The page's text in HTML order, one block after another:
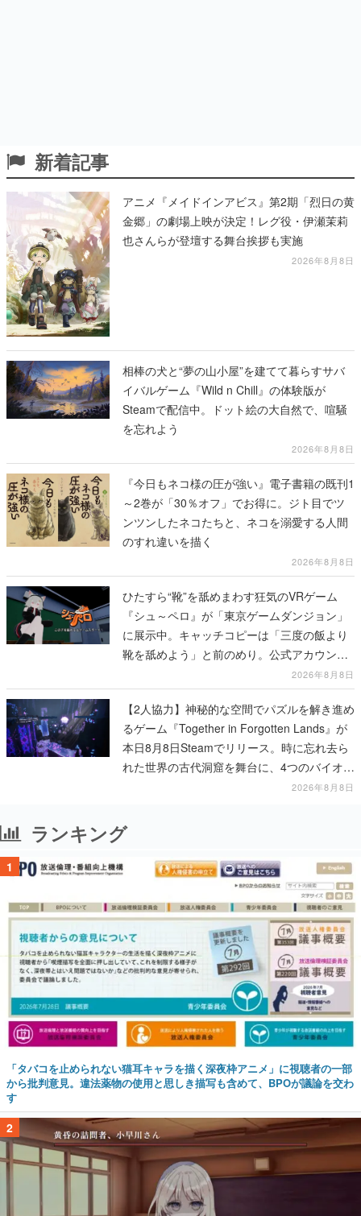
新着記事
アニメ『メイドインアビス』第2期「烈日の黄
金郷」の劇場上映が決定！レグ役・伊瀬茉莉
也さんらが登壇する舞台挨拶も実施
2026年8月8日
相棒の犬と“夢の山小屋”を建てて暮らすサバ
イバルゲーム『Wild n Chill』の体験版が
Steamで配信中。ドット絵の大自然で、喧騒
を忘れよう
2026年8月8日
『今日もネコ様の圧が強い』電子書籍の既刊1
～2巻が「30％オフ」でお得に。ジト目でツ
ンツンしたネコたちと、ネコを溺愛する人間
のすれ違いを描く
2026年8月8日
ひたすら“靴”を舐めまわす狂気のVRゲーム
『シュ～ペロ』が「東京ゲームダンジョン」
に展示中。キャッチコピーは「三度の飯より
靴を舐めよう」と前のめり。公式アカウント
も開設され、2026年リリースに向けて開発中
2026年8月8日
【2人協力】神秘的な空間でパズルを解き進め
るゲーム『Together in Forgotten Lands』が
本日8月8日Steamでリリース。時に忘れ去ら
れた世界の古代洞窟を舞台に、4つのバイオー
2026年8月8日
ランキング
1
「タバコを止められない猫耳キャラを描く深夜枠アニメ」に視聴者の一部
から批判意見。違法薬物の使用と思しき描写も含めて、BPOが議論を交わ
す
2